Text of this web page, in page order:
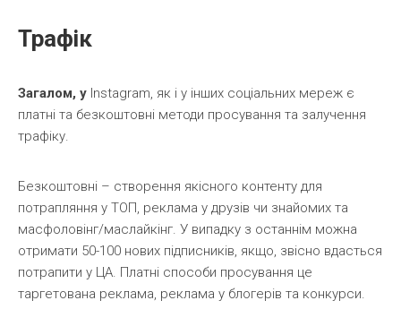
Трафік
Загалом, у Instagram, як і у інших соціальних мереж є
платні та безкоштовні методи просування та залучення
трафіку.
Безкоштовні – створення якісного контенту для
потрапляння у ТОП, реклама у друзів чи знайомих та
масфоловінг/маслайкінг. У випадку з останнім можна
отримати 50-100 нових підписників, якщо, звісно вдасться
потрапити у ЦА. Платні способи просування це
таргетована реклама, реклама у блогерів та конкурси.